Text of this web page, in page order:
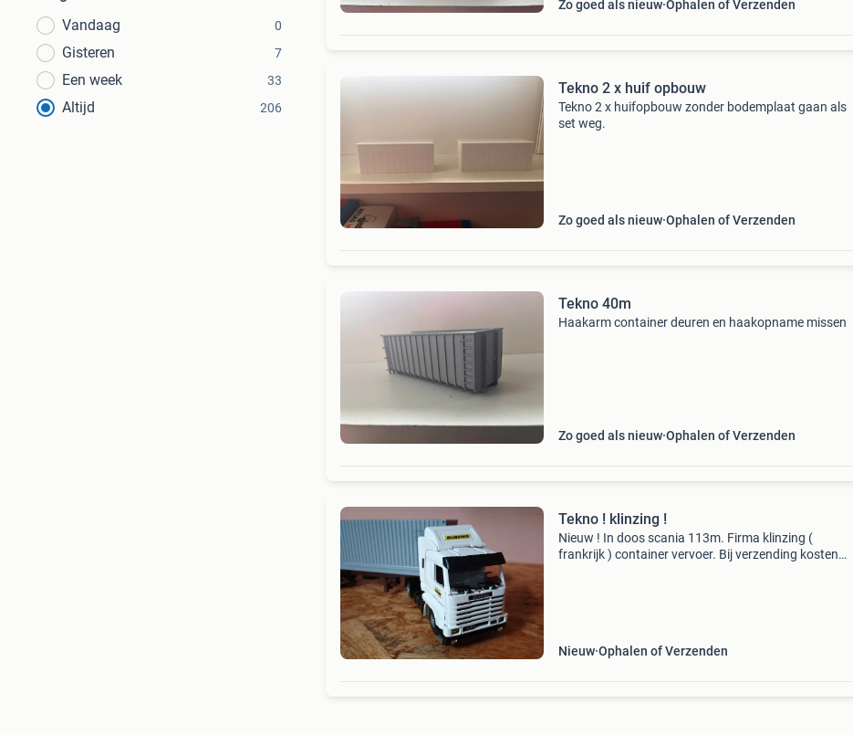
Vandaag
0
Gisteren 7
Een week 33
Altijd 206
Zo goed als nieuw Ophalen of Verzenden
Tekno 2 x huif opbouw
Tekno 2 x huifopbouw zonder bodemplaat gaan als
set weg.
Zo goed als nieuw Ophalen of Verzenden
Tekno 40m
Haakarm container deuren en haakopname missen
Zo goed als nieuw Ophalen of Verzenden
Tekno ! klinzing !
Nieuw ! In doos scania 113m. Firma klinzing (
frankrijk ) container vervoer. Bij verzending kosten
Nieuw Ophalen of Verzenden